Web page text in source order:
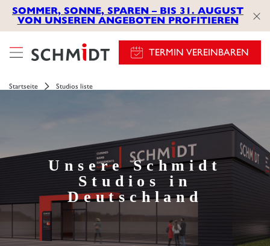
SOMMER, SONNE, SPAREN – BIS 31. AUGUST
VON UNSEREN ANGEBOTEN PROFITIEREN
TERMIN VEREINBAREN
Startseite Studios liste
Unsere Schmidt
Studios in
Deutschland